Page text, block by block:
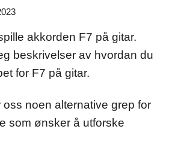
akkorden F7 på gitar.
beskrivelser av hvordan du
for F7 på gitar.
oss noen alternative grep for
som ønsker å utforske